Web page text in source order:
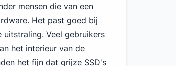
mensen die van een
Het past goed bij
Veel gebruikers
het interieur van de
het fijn dat grijze SSD's